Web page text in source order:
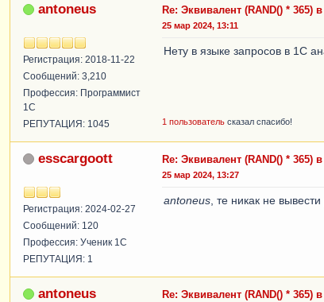
antoneus
Регистрация: 2018-11-22
Сообщений: 3,210
Профессия: Программист
1С
РЕПУТАЦИЯ: 1045
Re: Эквивалент (RAND() * 365)
25 мар 2024, 13:11
Нету в языке запросов в 1С
1 пользователь сказал спасибо!
esscargoott
Регистрация: 2024-02-27
Сообщений: 120
Профессия: Ученик 1С
РЕПУТАЦИЯ: 1
Re: Эквивалент (RAND() * 365)
25 мар 2024, 13:27
antoneus , те никак не
antoneus Re: Эквивалент (RAND() * 365)